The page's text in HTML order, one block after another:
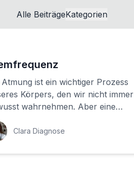
Alle BeiträgeKategorien
Atmung ist ein wichtiger Prozess
Körpers, den wir nicht immer
wahrnehmen. Aber eine
Atemfrequenz ist ein
Indikat...
Clara Diagnose